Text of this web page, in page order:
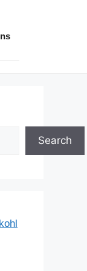
Search